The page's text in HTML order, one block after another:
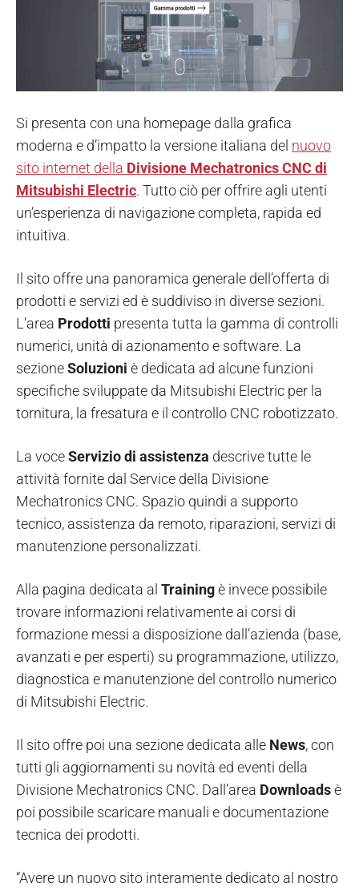
Si presenta con una homepage dalla grafica
moderna e d’impatto la versione italiana del nuovo
sito internet della Divisione Mechatronics CNC di
Mitsubishi Electric. Tutto ciò per offrire agli utenti
un’esperienza di navigazione completa, rapida ed
intuitiva.
Il sito offre una panoramica generale dell’offerta di
prodotti e servizi ed è suddiviso in diverse sezioni.
L’area Prodotti presenta tutta la gamma di controlli
numerici, unità di azionamento e software. La
sezioneSoluzioni è dedicata ad alcune funzioni
specifiche sviluppate da Mitsubishi Electric per la
tornitura, la fresatura e il controllo CNC robotizzato.
La voceServizio di assistenza descrive tutte le
attività fornite dal Service della Divisione
Mechatronics CNC. Spazio quindi a supporto
tecnico, assistenza da remoto, riparazioni, servizi di
manutenzione personalizzati.
Alla pagina dedicata al Trainingè invece possibile
trovare informazioni relativamente ai corsi di
formazione messi a disposizione dall’azienda (base,
avanzati e per esperti) su programmazione, utilizzo,
diagnostica e manutenzione del controllo numerico
di Mitsubishi Electric.
Il sito offre poi una sezione dedicata alle News, con
tutti gli aggiornamenti su novità ed eventi della
Divisione Mechatronics CNC. Dall’area Downloadsè
poi possibile scaricare manuali e documentazione
tecnica dei prodotti.
“Avere un nuovo sito interamente dedicato al nostro